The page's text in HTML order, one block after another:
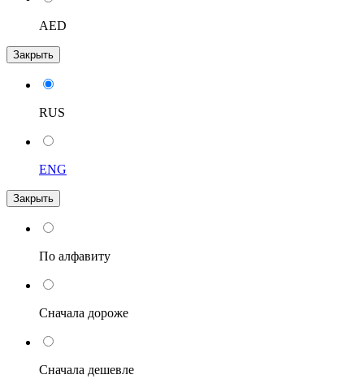
AED
Закрыть
RUS
ENG
Закрыть
По алфавиту
Сначала дороже
Сначала дешевле